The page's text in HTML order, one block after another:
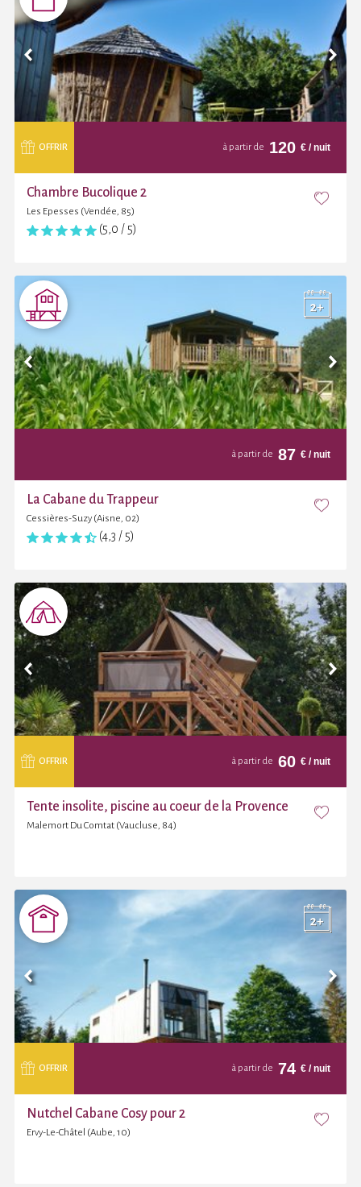
OFFRIR à partir de 120 € / nuit
Chambre Bucolique 2
Les Epesses (Vendée, 85)
(5,0 / 5)
à partir de 87 € / nuit
La Cabane du Trappeur
Cessières-Suzy (Aisne, 02)
(4,3 / 5)
OFFRIR à partir de 60 € / nuit
Tente insolite, piscine au coeur de la Provence
Malemort Du Comtat (Vaucluse, 84)
OFFRIR à partir de 74 € / nuit
Nutchel Cabane Cosy pour 2
Ervy-Le-Châtel (Aube, 10)